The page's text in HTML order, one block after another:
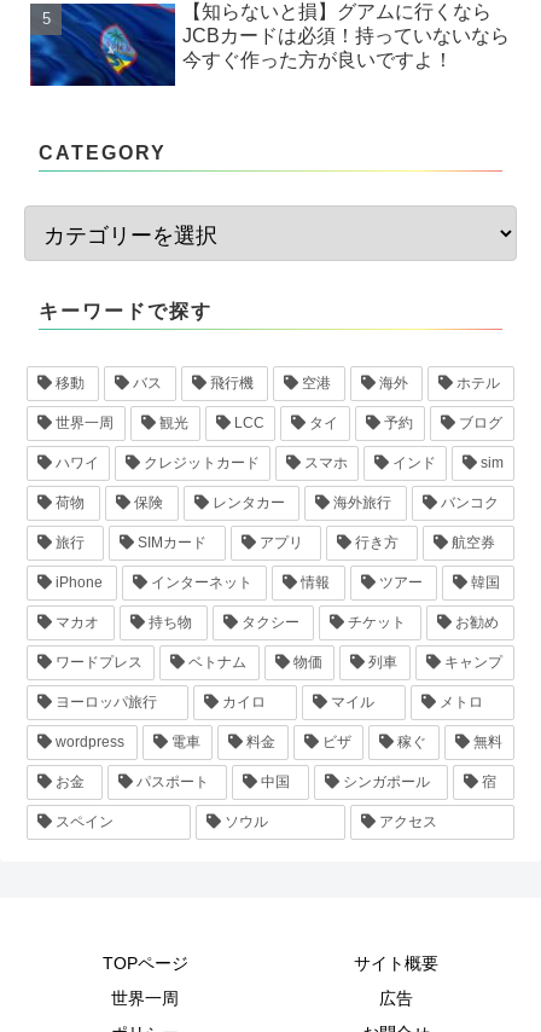
【知らないと損】グアムに行くなら
JCBカードは必須！持っていないなら
今すぐ作った方が良いですよ！
CATEGORY
キーワードで探す
移動 バス 飛行機 空港 海外 ホテル
世界一周 観光 LCC タイ 予約 ブログ
ハワイ クレジットカード スマホ インド sim
荷物 保険 レンタカー 海外旅行 バンコク
旅行 SIMカード アプリ 行き方 航空券
iPhone インターネット 情報 ツアー 韓国
マカオ 持ち物 タクシー チケット お勧め
ワードプレス ベトナム 物価 列車 キャンプ
ヨーロッパ旅行 カイロ マイル メトロ
wordpress 電車 料金 ビザ 稼ぐ 無料
お金 パスポート 中国 シンガポール 宿
スペイン ソウル アクセス
TOPページ
サイト概要
世界一周
広告